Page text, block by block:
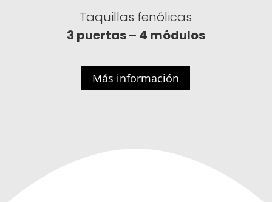
Taquillas fenólicas
3 puertas – 4 módulos
Más información